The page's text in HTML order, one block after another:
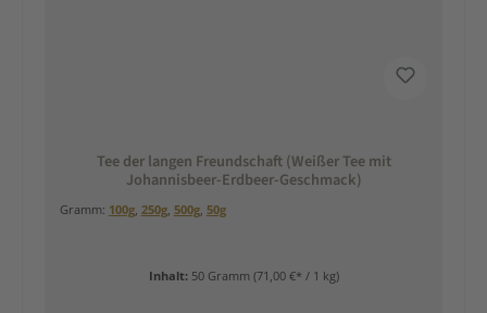
Tee der langen Freundschaft (Weißer Tee mit
Johannisbeer-Erdbeer-Geschmack)
Gramm: 100g, 250g, 500g, 50g
Inhalt: 50 Gramm (71,00 €* / 1 kg)